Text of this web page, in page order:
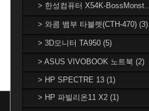
> 한성컴퓨터 X54K-BossMonst..
> 와콤 뱀부 타블렛(CTH-470) (3)
> 3D모니터 TA950 (5)
> ASUS VIVOBOOK 노트북 (2)
> HP SPECTRE 13 (1)
> HP 파빌리온11 X2 (1)